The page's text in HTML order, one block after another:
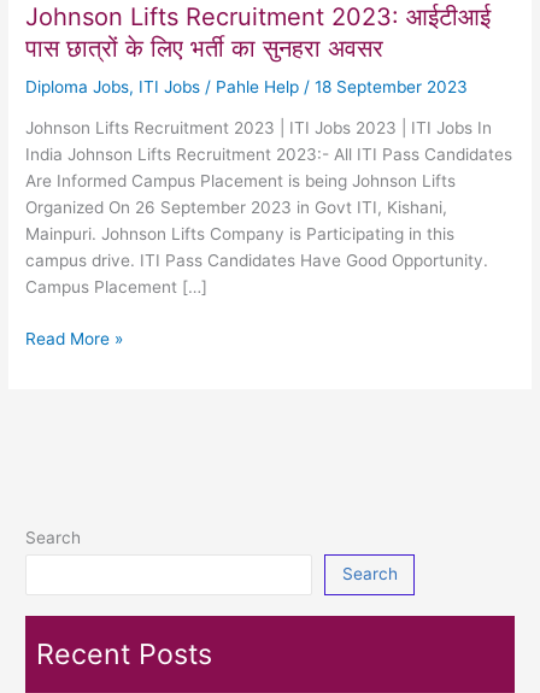
Johnson Lifts Recruitment 2023: आईटीआई
पास छात्रों के लिए भर्ती का सुनहरा अवसर
Diploma Jobs, ITI Jobs / Pahle Help /18 September 2023
Johnson Lifts Recruitment 2023 | ITI Jobs 2023 | ITI Jobs In
India Johnson Lifts Recruitment 2023:- All ITI Pass Candidates
Are Informed Campus Placement is being Johnson Lifts
Organized On 26 September 2023 in Govt ITI, Kishani,
Mainpuri. Johnson Lifts Company is Participating in this
campus drive. ITI Pass Candidates Have Good Opportunity.
Campus Placement […]
Johnson
लिए
अवसर
Read More »
Search
Search
Recent Posts